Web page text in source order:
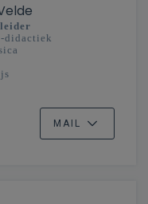
didactiek
MAIL